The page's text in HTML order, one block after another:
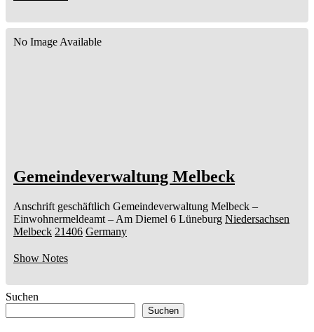
No Image Available
Gemeindeverwaltung Melbeck
Anschrift geschäftlich Gemeindeverwaltung Melbeck –
Einwohnermeldeamt – Am Diemel 6 Lüneburg Niedersachsen
Melbeck 21406 Germany
Show Notes
Suchen
Suchen